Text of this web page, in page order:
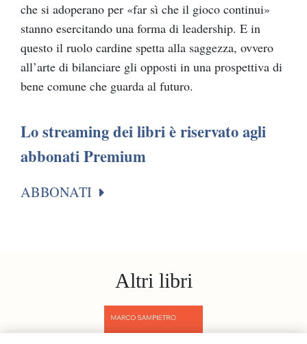
che si adoperano per «far sì che il gioco continui»
stanno esercitando una forma di leadership. E in
questo il ruolo cardine spetta alla saggezza, ovvero
all’arte di bilanciare gli opposti in una prospettiva di
bene comune che guarda al futuro.
Lo streaming dei libri è riservato agli
abbonati Premium
ABBONATI
Altri libri